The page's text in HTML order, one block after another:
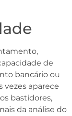
de
bancário ou
vezes aparece
bastidores,
da análise do